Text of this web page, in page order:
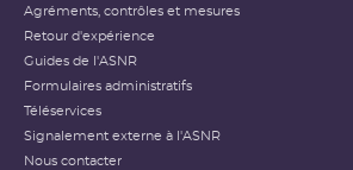
Agréments, contrôles et mesures
Retour d'expérience
Guides de l'ASNR
Formulaires administratifs
Téléservices
Signalement externe à l'ASNR
Nous contacter